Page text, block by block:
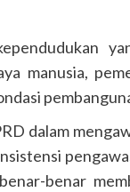
manusia,
dalam
benar